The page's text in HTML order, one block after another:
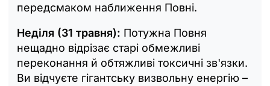
передсмаком наближення Повні.
Неділя (31 травня): Потужна Повня
нещадно відрізає старі обмежливі
переконання й обтяжливі токсичні зв'язки.
Ви відчуєте гігантську визвольну енергію –